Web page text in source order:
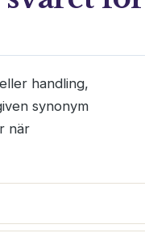
handling,
synonym
när